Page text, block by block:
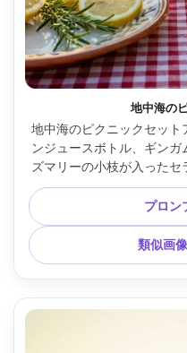
地中海の
地中海のピクニックセット
ンジュースボトル、ギン
ズマリーの小枝が入ったセ
とゴールデンアワーの光
わず、鮮やかで自然な色
ライフスタイル製品広告
ッ
プロン
類似画